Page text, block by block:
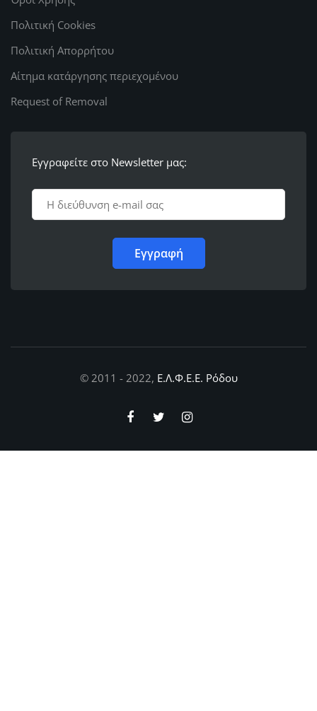
Πολιτική Cookies
Πολιτική Απορρήτου
Αίτημα κατάργησης περιεχομένου
Request of Removal
Εγγραφείτε στο Newsletter μας:
© 2011 - 2022, Ε.Λ.Φ.Ε.Ε. Ρόδου